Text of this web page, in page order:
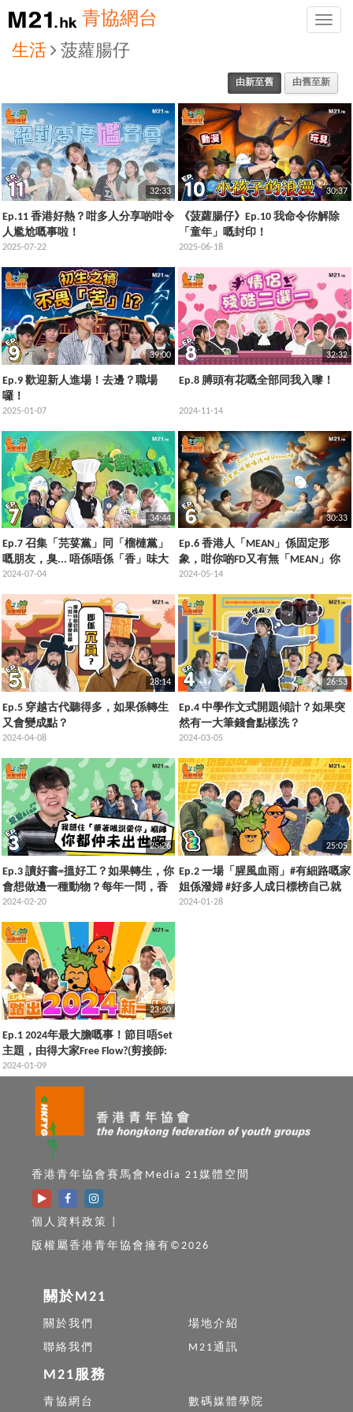
Toggle
青協網台
生活 菠蘿腸仔
由新至舊 由舊至新
32:33
Ep.11 香港好熱？咁多人分享啲咁令
人尷尬嘅事啦！
2025-07-22
30:37
《菠蘿腸仔》Ep.10 我命令你解除
「童年」嘅封印！
2025-06-18
39:00
Ep.9 歡迎新人進場！去邊？職場
囉！
2025-01-07
32:32
Ep.8 膊頭有花嘅全部同我入嚟！
2024-11-14
34:44
Ep.7 召集「芫荽黨」同「榴槤黨」
嘅朋友，臭... 唔係唔係「香」味大
戰正式開始
2024-07-04
30:33
Ep.6 香港人「MEAN」係固定形
象，咁你啲FD又有無「MEAN」你
呢？
2024-05-14
28:14
Ep.5 穿越古代聽得多，如果係轉生
又會變成點？
2024-04-08
26:53
Ep.4 中學作文式開題傾計？如果突
然有一大筆錢會點樣洗？
2024-03-05
25:26
Ep.3 讀好書=搵好工？如果轉生，你
會想做邊一種動物？每年一問，香
港樂壇已死？
2024-02-20
25:05
Ep.2 一場「腥風血雨」#有細路嘅家
姐係潑婦 #好多人成日標榜自己就
係咁Real #就盡情傷害人哋
2024-01-28
23:20
Ep.1 2024年最大膽嘅事！節目唔Set
主題，由得大家Free Flow?(剪接師:
準備辭職)
2024-01-09
香港青年協會賽馬會Media 21媒體空間
個人資料政策
版權屬香港青年協會擁有©2026
關於M21
關於我們
場地介紹
聯絡我們
M21通訊
M21服務
青協網台 數碼媒體學院